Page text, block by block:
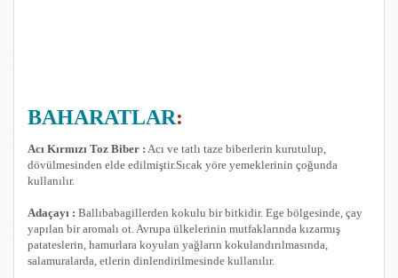
BAHARATLAR:
Acı Kırmızı Toz Biber : Acı ve tatlı taze biberlerin kurutulup,
dövülmesinden elde edilmiştir.Sıcak yöre yemeklerinin çoğunda
kullanılır.
Adaçayı : Ballıbabagillerden kokulu bir bitkidir. Ege bölgesinde, çay
yapılan bir aromalı ot. Avrupa ülkelerinin mutfaklarında kızarmış
patateslerin, hamurlara koyulan yağların kokulandırılmasında,
salamuralarda, etlerin dinlendirilmesinde kullanılır.